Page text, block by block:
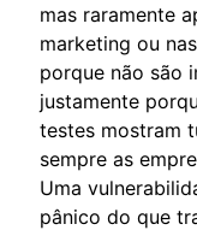
mas raramente
marketing ou
porque não são
justamente
testes mostram
sempre as
Uma
pânico do que